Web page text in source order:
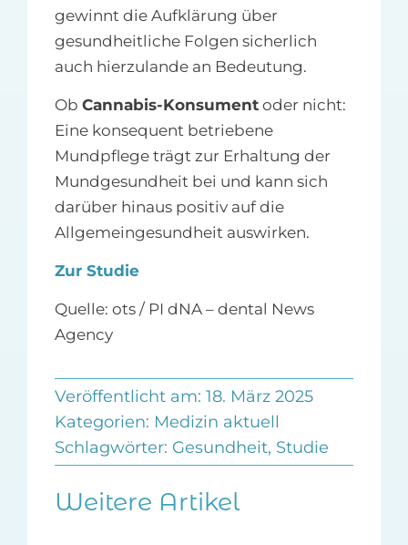
gewinnt die Aufklärung über
gesundheitliche Folgen sicherlich
auch hierzulande an Bedeutung.
Ob Cannabis-Konsumentoder nicht:
Eine konsequent betriebene
Mundpflege trägt zur Erhaltung der
Mundgesundheit bei und kann sich
darüber hinaus positiv auf die
Allgemeingesundheit auswirken.
Zur Studie
Quelle: ots / PI dNA – dental News
Agency
Veröffentlicht am: 18. März 2025
Kategorien: Medizin aktuell
Schlagwörter: Gesundheit, Studie
Weitere Artikel